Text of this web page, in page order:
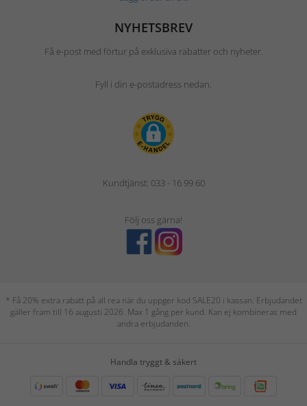
NYHETSBREV
Få e-post med förtur på exklusiva rabatter och nyheter.
Fyll i din e-postadress nedan.
Kundtjänst: 033 - 16 99 60
Följ oss gärna!
* Få 20% extra rabatt på all rea när du uppger kod SALE20 i kassan. Erbjudandet
gäller fram till 16 augusti 2026. Max 1 gång per kund. Kan ej kombineras med
andra erbjudanden.
Handla tryggt & säkert